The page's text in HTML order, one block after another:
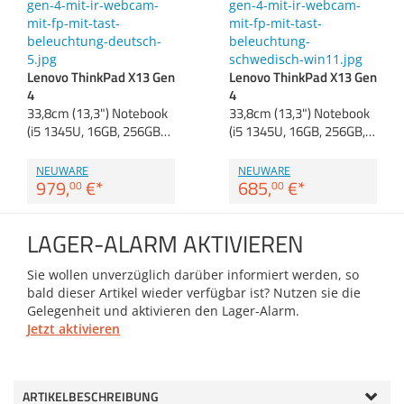
Zubehör
Anmelden | Registrieren
Merkzettel
Lenovo ThinkPad X13 Gen
4
33,8cm (13,3") Notebook
(i5 1345U, 16GB, 256GB…
NEUWARE
979,00 €*
Lenovo ThinkPad X13 Gen
4
33,8cm (13,3") Notebook
(i5 1345U, 16GB, 256GB,…
NEUWARE
685,00 €*
LAGER-ALARM AKTIVIEREN
Sie wollen unverzüglich darüber informiert werden, so
bald dieser Artikel wieder verfügbar ist? Nutzen sie die
Gelegenheit und aktivieren den Lager-Alarm.
Jetzt aktivieren
ARTIKELBESCHREIBUNG